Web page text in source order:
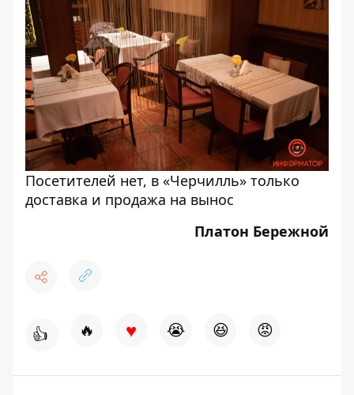
Посетителей нет, в «Черчилль» только
доставка и продажа на вынос
Платон Бережной
👍 🔥 ♥ 😭 😆 😡